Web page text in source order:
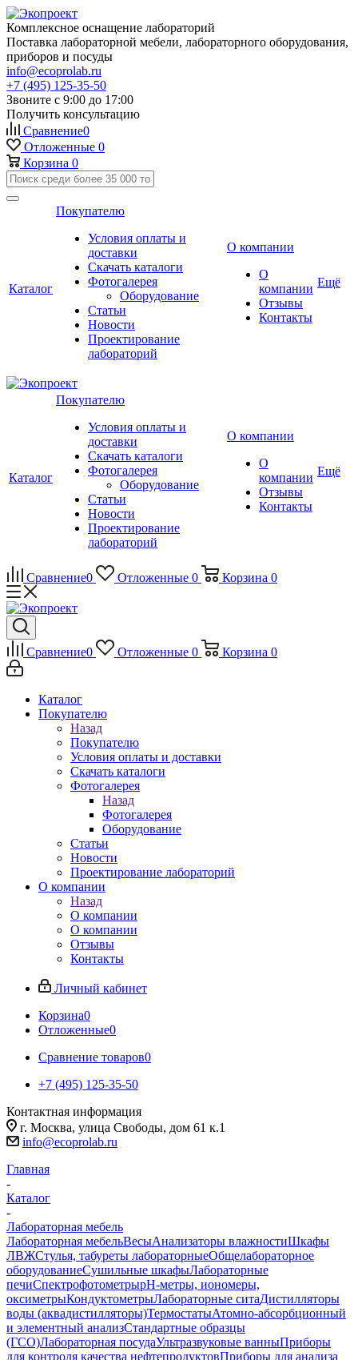
Комплексное оснащение лабораторий
Поставка лабораторной мебели, лабораторного оборудования,
приборов и посуды
info@ecoprolab.ru
+7 (495) 125-35-50
Звоните с 9:00 до 17:00
Получить консультацию
Сравнение0
Отложенные 0
Корзина 0
Каталог
Покупателю
Условия оплаты и
доставки
Скачать каталоги
Фотогалерея
Оборудование
Статьи
Новости
Проектирование
лабораторий
О компании
О
компании
Отзывы
Контакты
Ещё
Каталог
Покупателю
Условия оплаты и
доставки
Скачать каталоги
Фотогалерея
Оборудование
Статьи
Новости
Проектирование
лабораторий
О компании
О
компании
Отзывы
Контакты
Ещё
Сравнение0 Отложенные 0 Корзина 0
Сравнение0 Отложенные 0 Корзина 0
Каталог
Покупателю
Назад
Покупателю
Условия оплаты и доставки
Скачать каталоги
Фотогалерея
Назад
Фотогалерея
Оборудование
Статьи
Новости
Проектирование лабораторий
О компании
Назад
О компании
О компании
Отзывы
Контакты
Личный кабинет
Корзина0
Отложенные0
Сравнение товаров0
+7 (495) 125-35-50
Контактная информация
г. Москва, улица Свободы, дом 61 к.1
info@ecoprolab.ru
Главная
-
Каталог
-
Лабораторная мебель
Лабораторная мебельВесыАнализаторы влажностиШкафы
ЛВЖСтулья, табуреты лабораторныеОбщелабораторное
оборудованиеСушильные шкафыЛабораторные
печиСпектрофотометрыpH-метры, иономеры,
оксиметрыКондуктометрыЛабораторные ситаДистилляторы
воды (аквадистилляторы)ТермостатыАтомно-абсорбционный
и элементный анализСтандартные образцы
(ГСО)Лабораторная посудаУльтразвуковые ванныПриборы
для контроля качества нефтепродуктовПриборы для анализа